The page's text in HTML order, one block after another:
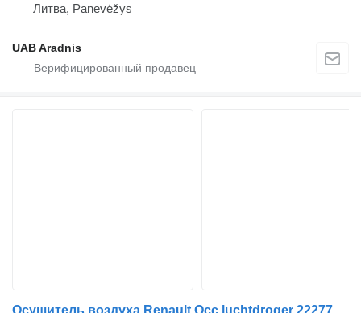
Литва, Panevėžys
UAB Aradnis
Осушитель воздуха Renault Occ luchtdroger 22277957 для грузовика